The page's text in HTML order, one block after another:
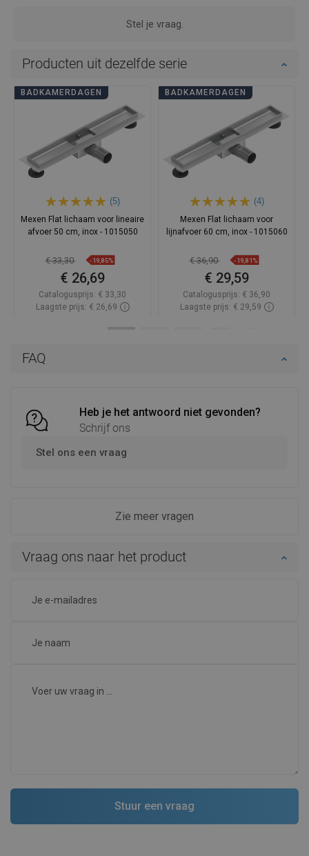
FAQ
Heb je het antwoord niet gevonden?
Schrijf ons
Stel ons een vraag
Zie meer vragen
Stel je vraag.
Vraag ons naar het product
Producten uit dezelfde serie
BADKAMERDAGEN
(5)
Mexen Flat lichaam voor lineaire
afvoer 50 cm, inox - 1015050
€ 33,30 -19,85%
€ 26,69
Catalogusprijs: € 33,30
Laagste prijs: € 26,69
BADKAMERDAGEN
(4)
Mexen Flat lichaam voor
lijnafvoer 60 cm, inox - 1015060
€ 36,90 -19,81%
€ 29,59
Catalogusprijs: € 36,90
Laagste prijs: € 29,59